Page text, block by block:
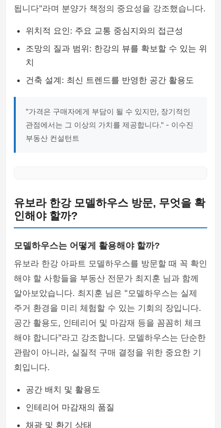
됩니다"라며 분양가 책정의 중요성을 강조했습니다.
위치적 요인: 주요 교통 중심지와의 접근성
조망의 질과 범위: 한강의 뷰를 확보할 수 있는 위
치
건축 설계: 최신 트렌드를 반영한 공간 활용도
"가격은 구매자에게 부담이 될 수 있지만, 장기적인
관점에서는 그 이상의 가치를 제공합니다." - 이수진
부동산 컨설턴트
유보라 한강 모델하우스 방문, 무엇을 확
인해야 할까?
모델하우스는 어떻게 활용해야 할까?
유보라 한강 아파트 모델하우스를 방문할 때 꼭 확인
해야 할 사항들을 부동산 전문가 최지훈 님과 함께
알아보았습니다. 최지훈 님은 "모델하우스는 실제
주거 환경을 미리 체험할 수 있는 기회의 장입니다.
공간 활용도, 인테리어 및 마감재 등을 꼼꼼히 체크
해야 합니다"라고 강조합니다. 모델하우스는 단순한
관람이 아니라, 실질적 구매 결정을 위한 중요한 기
회입니다.
공간 배치 및 활용도
인테리어 마감재의 품질
채광 및 환기 상태